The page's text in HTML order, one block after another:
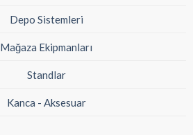
Depo Sistemleri
Mağaza Ekipmanları
Standlar
Kanca - Aksesuar